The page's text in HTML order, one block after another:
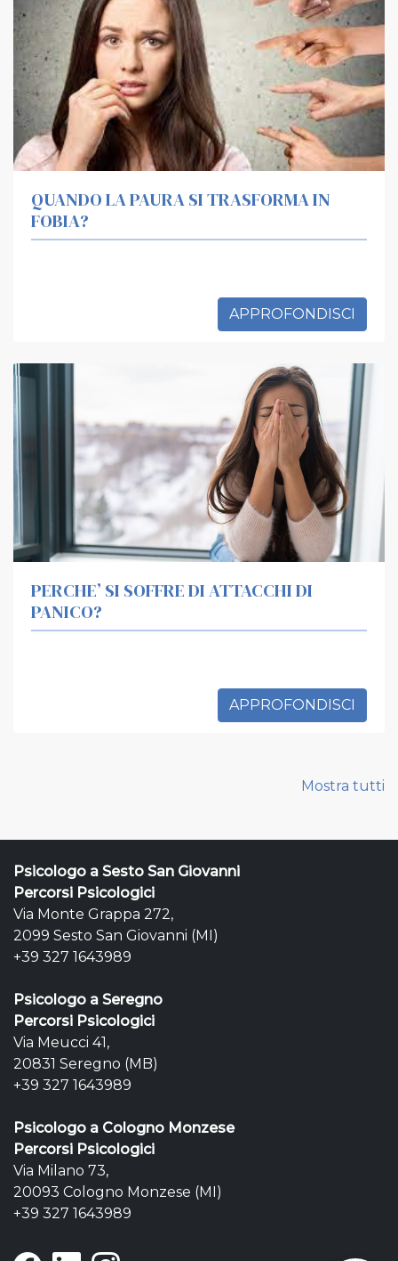
QUANDO LA PAURA SI TRASFORMA IN
FOBIA?
APPROFONDISCI
PERCHE’ SI SOFFRE DI ATTACCHI DI
PANICO?
APPROFONDISCI
Mostra tutti
Psicologo a Sesto San Giovanni
Percorsi Psicologici
Via Monte Grappa 272,
2099 Sesto San Giovanni (MI)
+39 327 1643989
Psicologo a Seregno
Percorsi Psicologici
Via Meucci 41,
20831 Seregno (MB)
+39 327 1643989
Psicologo a Cologno Monzese
Percorsi Psicologici
Via Milano 73,
20093 Cologno Monzese (MI)
+39 327 1643989